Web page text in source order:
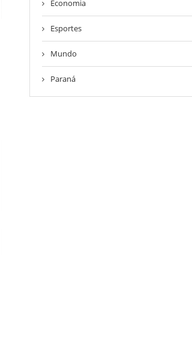
Economia
Esportes
Mundo
Paraná